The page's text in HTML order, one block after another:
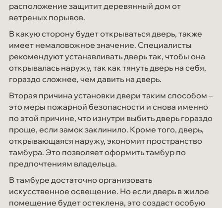
расположение защитит деревянный дом от
ветреных порывов.
В какую сторону будет открываться дверь, также
имеет немаловожное значение. Специалисты
рекомендуют устанавливать дверь так, чтобы она
открывалась наружу, так как тянуть дверь на себя,
гораздо сложнее, чем давить на дверь.
Вторая причина установки двери таким способом –
это меры пожарной безопасности и снова именно
по этой причине, что изнутри выбить дверь гораздо
проще, если замок заклинило. Кроме того, дверь,
открывающаяся наружу, экономит пространство
тамбура. Это позволяет оформить тамбур по
предпочтениям владельца.
В тамбуре достаточно организовать
искусственное освещение. Но если дверь в жилое
помещение будет остеклена, это создаст особую